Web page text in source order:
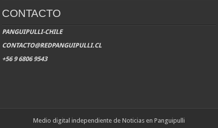
CONTACTO
PANGUIPULLI-CHILE
CONTACTO@REDPANGUIPULLI.CL
+56 9 6806 9543
Medio digital independiente de Noticias en Panguipulli